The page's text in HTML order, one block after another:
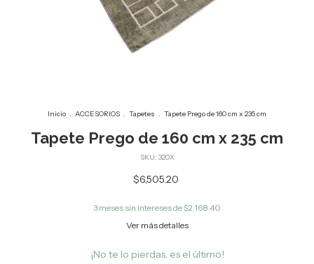
Inicio . ACCESORIOS . Tapetes . Tapete Prego de 160 cm x 235 cm
Tapete Prego de 160 cm x 235 cm
SKU: 320X
$6,505.20
3 meses sin intereses de $2,168.40
Ver más detalles
¡No te lo pierdas, es el último!